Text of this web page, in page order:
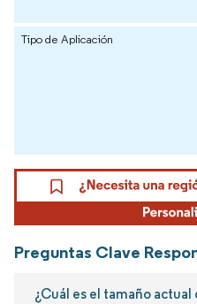
Tipo de Aplicación
Preguntas Clave
¿Cuál es el tamaño